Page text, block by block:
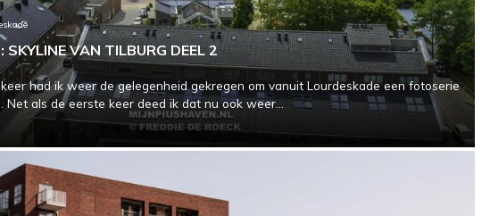
SKYLINE VAN TILBURG DEEL 2
had ik weer de gelegenheid gekregen om vanuit Lourdeskade een fotoserie
Net als de eerste keer deed ik dat nu ook weer...